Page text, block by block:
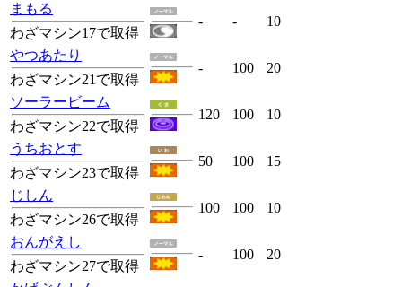
まもる
わざマシン17で取得
- - 10
やつあたり
わざマシン21で取得
- 100 20
ソーラービーム
わざマシン22で取得
120 100 10
うちおとす
わざマシン23で取得
50 100 15
じしん
わざマシン26で取得
100 100 10
おんがえし
わざマシン27で取得
- 100 20